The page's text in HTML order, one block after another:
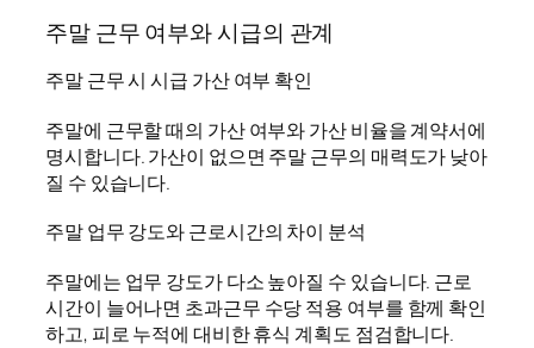
주말 근무 여부와 시급의 관계
주말 근무 시 시급 가산 여부 확인
주말에 근무할 때의 가산 여부와 가산 비율을 계약서에
명시합니다. 가산이 없으면 주말 근무의 매력도가 낮아
질 수 있습니다.
주말 업무 강도와 근로시간의 차이 분석
주말에는 업무 강도가 다소 높아질 수 있습니다. 근로
시간이 늘어나면 초과근무 수당 적용 여부를 함께 확인
하고, 피로 누적에 대비한 휴식 계획도 점검합니다.